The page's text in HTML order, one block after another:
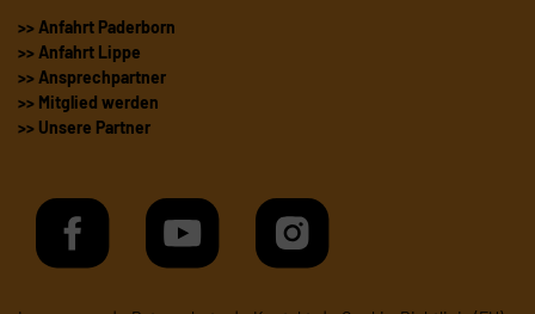
>> Anfahrt Paderborn
>> Anfahrt Lippe
>> Ansprechpartner
>> Mitglied werden
>> Unsere Partner